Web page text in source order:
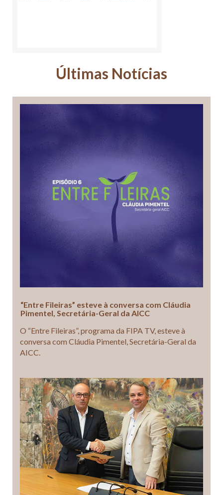
Últimas Notícias
“Entre Fileiras” esteve à conversa com Cláudia
Pimentel, Secretária-Geral da AICC
O “Entre Fileiras”, programa da FIPA TV, esteve à
conversa com Cláudia Pimentel, Secretária-Geral da
AICC.